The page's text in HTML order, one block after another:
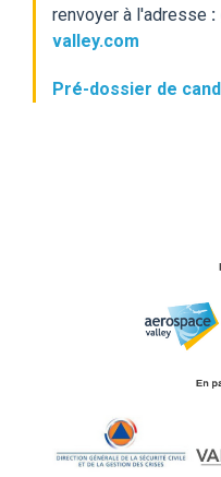
renvoyer à l'adresse :
valley.com
Pré-dossier de